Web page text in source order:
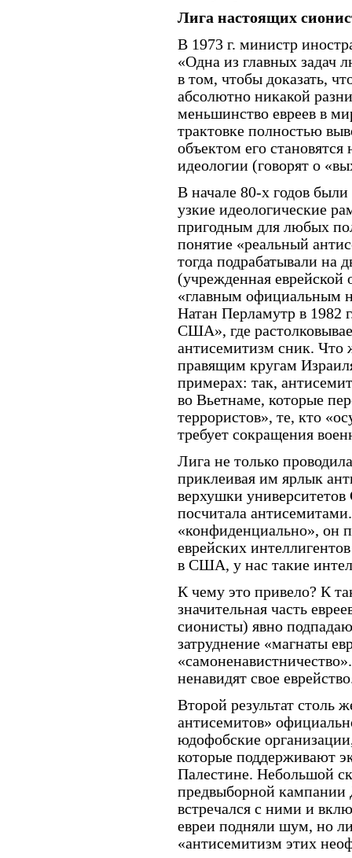
Лига настоящих
В 1973 г. министр
«Одна из главных задач
в том, чтобы доказать,
абсолютно никакой
меньшинство евреев в
трактовке полностью
объектом его
идеологии (говорят о
В начале 80-х годов
узкие идеологические
пригодным для любых
понятие «реальный
тогда подрабатывали на
(учрежденная
«главным официальным
Натан Перламутр в 1982
США», где
антисемитизм сник. Что
правящим кругам
примерах: так,
во Вьетнаме, которые
террористов», те, кто
требует сокращения
Лига не только
приклеивая им ярлык
верхушки
посчитала
«конфиденциально», он
еврейских
в США, у нас такие
К чему это привело? К
значительная часть
сионисты) явно
затруднение «магнаты
ненавидят свое
Второй результат столь
антисемитов»
юдофобские
которые поддерживают
Палестине. Небольшой
предвыборной
встречался с ними и
евреи подняли шум, но
«антисемитизм этих